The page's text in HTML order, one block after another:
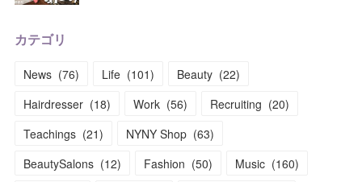
カテゴリ
News (76) Life (101) Beauty (22)
Hairdresser (18) Work (56) Recruiting (20)
Teachings (21) NYNY Shop (63)
BeautySalons (12) Fashion (50) Music (160)